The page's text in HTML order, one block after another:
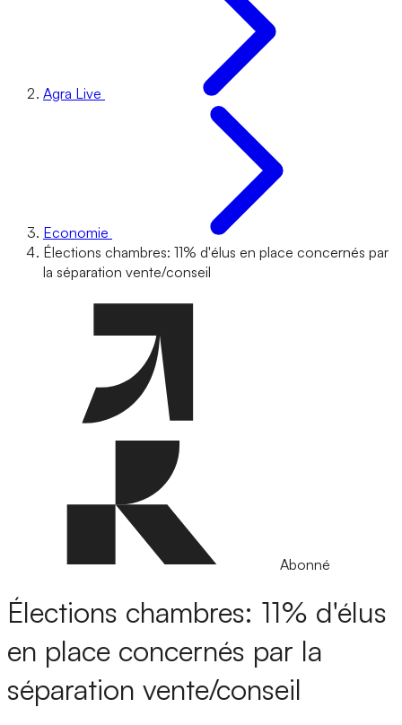
Agra Live
Economie
Élections chambres: 11% d'élus en place concernés par
la séparation vente/conseil
Abonné
Élections chambres: 11% d'élus
en place concernés par la
séparation vente/conseil